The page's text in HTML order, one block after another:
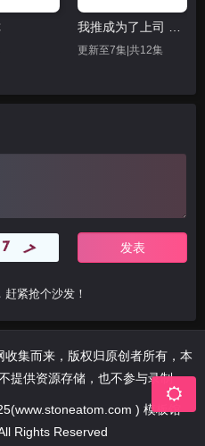
更新至7集|共12集
紧抢个沙发！
集而来，版权归原创者所有，本
提供资源存储，也不参与录制
) 模板馆
Rights Reserved